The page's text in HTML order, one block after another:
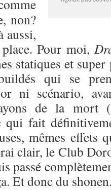
non?
aussi,
Pour moi,
statiques et
qui se
ni scénario,
de la mort
qui fait
mêmes effets
clair, le Club
passé
Et donc du